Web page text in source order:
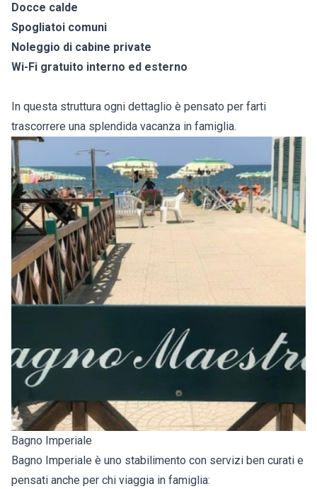
Docce calde
Spogliatoi comuni
Noleggio di cabine private
Wi-Fi gratuito interno ed esterno
In questa struttura ogni dettaglio è pensato per farti
trascorrere una splendida vacanza in famiglia.
Bagno Imperiale
Bagno Imperiale è uno stabilimento con servizi ben curati e
pensati anche per chi viaggia in famiglia: